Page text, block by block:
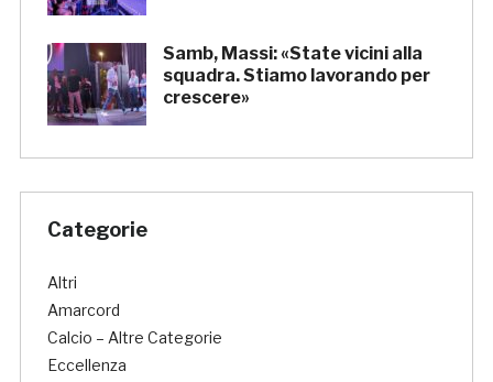
Samb, Massi: «State vicini alla
squadra. Stiamo lavorando per
crescere»
Categorie
Altri
Amarcord
Calcio – Altre Categorie
Eccellenza